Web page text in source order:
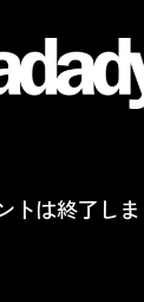
トは終了しま